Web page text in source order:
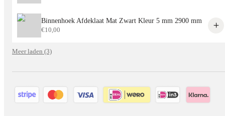
Binnenhoek Afdeklaat Mat Zwart Kleur 5 mm 2900 mm
€10,00
Meer laden (3)